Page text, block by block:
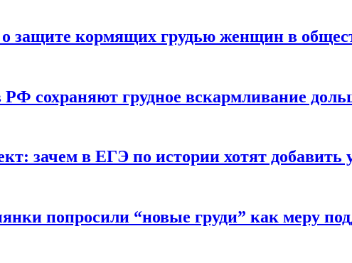
о защите кормящих грудью женщин в
сохраняют грудное вскармливание
зачем в ЕГЭ по истории хотят добавить
попросили “новые груди” как меру